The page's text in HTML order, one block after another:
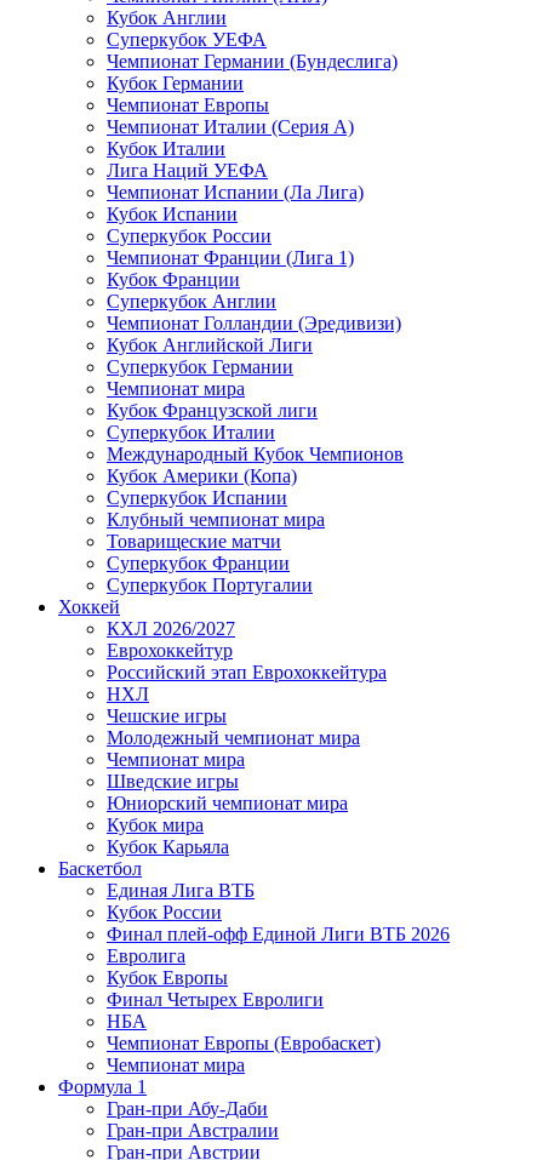
Кубок Англии
Суперкубок УЕФА
Чемпионат Германии (Бундеслига)
Кубок Германии
Чемпионат Европы
Чемпионат Италии (Серия А)
Кубок Италии
Лига Наций УЕФА
Чемпионат Испании (Ла Лига)
Кубок Испании
Суперкубок России
Чемпионат Франции (Лига 1)
Кубок Франции
Суперкубок Англии
Чемпионат Голландии (Эредивизи)
Кубок Английской Лиги
Суперкубок Германии
Чемпионат мира
Кубок Французской лиги
Суперкубок Италии
Международный Кубок Чемпионов
Кубок Америки (Копа)
Суперкубок Испании
Клубный чемпионат мира
Товарищеские матчи
Суперкубок Франции
Суперкубок Португалии
Хоккей
КХЛ 2026/2027
Еврохоккейтур
Российский этап Еврохоккейтура
НХЛ
Чешские игры
Молодежный чемпионат мира
Чемпионат мира
Шведские игры
Юниорский чемпионат мира
Кубок мира
Кубок Карьяла
Баскетбол
Единая Лига ВТБ
Кубок России
Финал плей-офф Единой Лиги ВТБ 2026
Евролига
Кубок Европы
Финал Четырех Евролиги
НБА
Чемпионат Европы (Евробаскет)
Чемпионат мира
Формула 1
Гран-при Абу-Даби
Гран-при Австралии
Гран-при Австрии